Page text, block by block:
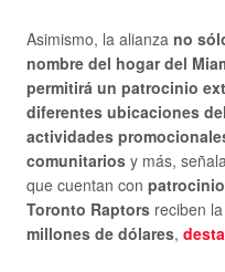
Asimismo, la alianza no
nombre del hogar del
permitirá un patrocinio
diferentes ubicaciones
actividades
comunitarios y más,
que cuentan con
Toronto Raptors reciben
millones de dólares,